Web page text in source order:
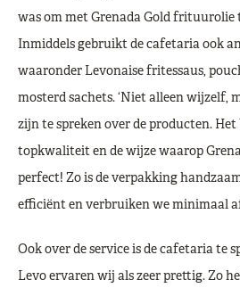
was om met Grenada Gold frituurolie
Inmiddels gebruikt de cafetaria ook
waaronder Levonaise fritessaus,
mosterd sachets. ‘Niet alleen wijzelf,
zijn te spreken over de producten.
topkwaliteit en de wijze waarop
perfect! Zo is de verpakking
efficiënt en verbruiken we minimaal
Ook over de service is de cafetaria te
Levo ervaren wij als zeer prettig. Zo